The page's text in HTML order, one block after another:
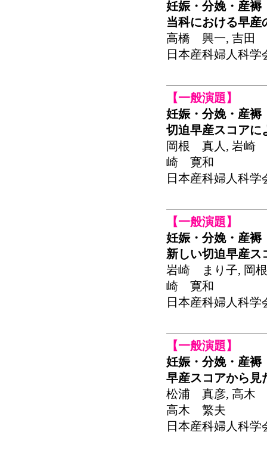
妊娠・分娩・産褥
当科における早産
高橋 興一, 吉田
日本産科婦人科学
【一般演題】
妊娠・分娩・産褥
切迫早産スコアに
岡根 真人, 岩崎
崎 寛和
日本産科婦人科学
【一般演題】
妊娠・分娩・産褥
新しい切迫早産ス
岩崎 まり子, 岡
崎 寛和
日本産科婦人科学
【一般演題】
妊娠・分娩・産褥
早産スコアから見
松浦 真彦, 高木
高木 繁夫
日本産科婦人科学